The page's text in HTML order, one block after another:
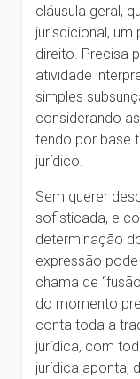
cláusula geral,
jurisdicional,
direito. Precisa
atividade
simples
considerando
tendo por base
jurídico.
Sem querer
sofisticada, e
determinação
expressão
chama de
do momento
conta toda a
jurídica, com
jurídica aponta,